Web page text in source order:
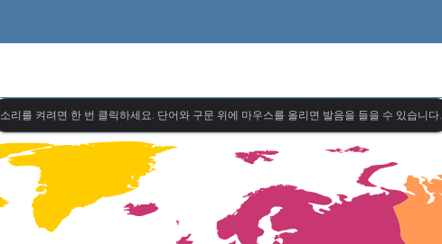
소리를 켜려면 한 번 클릭하세요. 단어와 구문 위에 마우스를 올리면 발음을 들을 수 있습니다.